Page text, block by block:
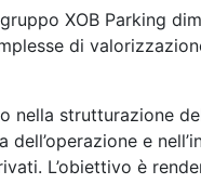
XOB Parking
di
nella strutturazione
dell’operazione e
L’obiettivo è